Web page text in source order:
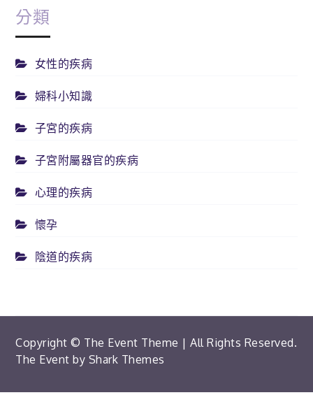
分類
女性的疾病
婦科小知識
子宮的疾病
子宮附屬器官的疾病
心理的疾病
懷孕
陰道的疾病
Copyright © The Event Theme | All Rights Reserved.
The Event by Shark Themes